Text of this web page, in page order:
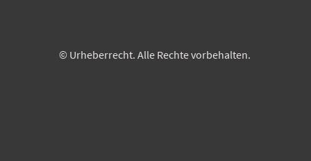
© Urheberrecht. Alle Rechte vorbehalten.